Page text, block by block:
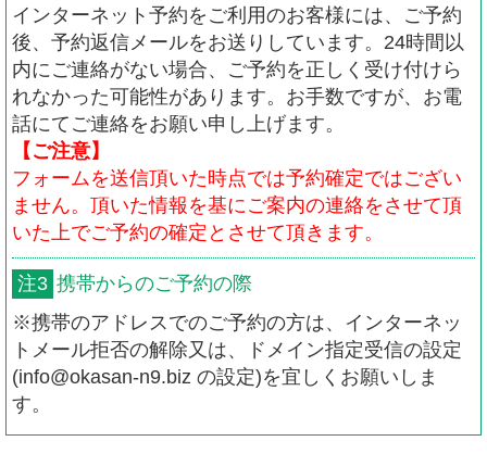
インターネット予約をご利用のお客様には、ご予約
後、予約返信メールをお送りしています。24時間以
内にご連絡がない場合、ご予約を正しく受け付けら
れなかった可能性があります。お手数ですが、お電
話にてご連絡をお願い申し上げます。
【ご注意】
フォームを送信頂いた時点では予約確定ではござい
ません。頂いた情報を基にご案内の連絡をさせて頂
いた上でご予約の確定とさせて頂きます。
注3 携帯からのご予約の際
※携帯のアドレスでのご予約の方は、インターネッ
トメール拒否の解除又は、ドメイン指定受信の設定
(info@okasan-n9.biz の設定)を宜しくお願いしま
す。